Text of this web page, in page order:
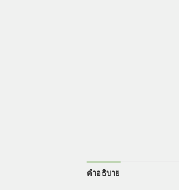
คำอธิบาย